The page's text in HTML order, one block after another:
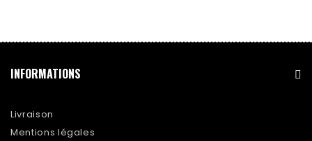
INFORMATIONS
Livraison
Mentions légales